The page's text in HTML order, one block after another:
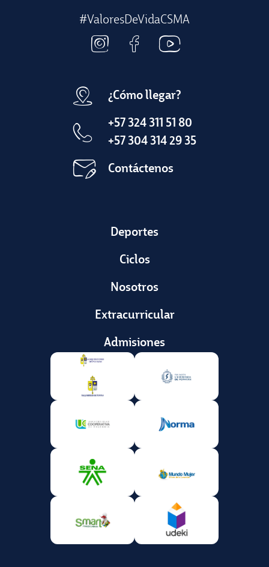
#ValoresDeVidaCSMA
¿Cómo llegar?
+57 324 311 51 80
+57 304 314 29 35
Contáctenos
Deportes
Ciclos
Nosotros
Extracurricular
Admisiones